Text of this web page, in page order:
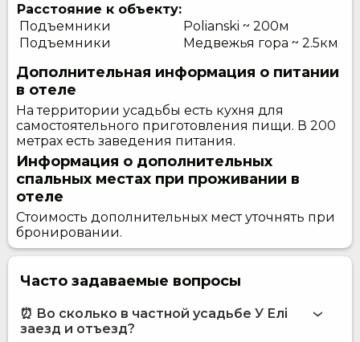
Расстояние к объекту:
Подъемники
Polianski ~ 200м
Подъемники
Медвежья гора ~ 2.5км
Дополнительная информация о питании
в отеле
На территории усадьбы есть кухня для
самостоятельного приготовления пищи. В 200
метрах есть заведения питания.
Информация о дополнительных
спальных местах при проживании в
отеле
Стоимость дополнительных мест уточнять при
бронировании.
Часто задаваемые вопросы
⏰ Во сколько в частной усадьбе У Елі
заезд и отъезд?